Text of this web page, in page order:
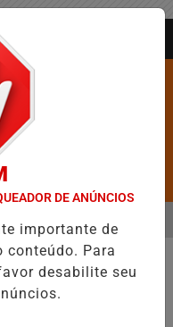
JEQUIÉ E REFORÇA
MENU
DE ANÚNCIOS
importante de
Para
desabilite seu